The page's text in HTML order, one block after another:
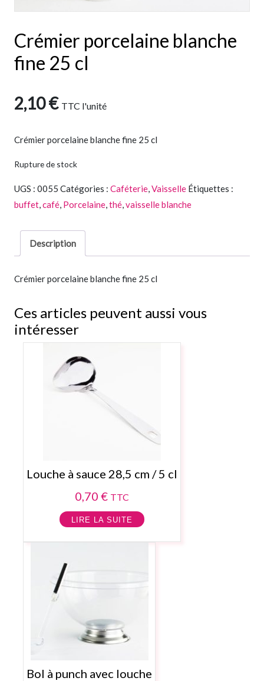
Crémier porcelaine blanche
fine 25 cl
2,10€ TTC l'unité
Crémier porcelaine blanche fine 25 cl
Rupture de stock
UGS : 0055 Catégories : Caféterie,Vaisselle Étiquettes :
buffet,café, Porcelaine,thé,vaisselle blanche
Description
Crémier porcelaine blanche fine 25 cl
Ces articles peuvent aussi vous
intéresser
Louche à sauce 28,5 cm / 5 cl
0,70 € TTC
LIRE LA SUITE
Bol à punch avec louche